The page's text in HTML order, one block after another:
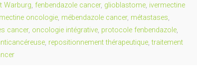
Warburg, fenbendazole cancer, glioblastome, ivermectine
oncologie, mébendazole cancer, métastases,
cancer, oncologie intégrative, protocole fenbendazole,
, repositionnement thérapeutique,traitement